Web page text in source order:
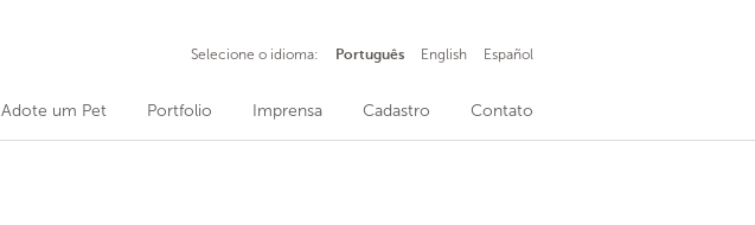
Adote um Pet Portfolio Imprensa Cadastro Contato
Selecione o idioma: Português English Español